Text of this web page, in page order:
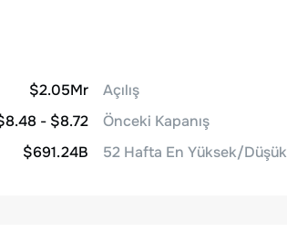
$2.05Mr
- $8.72
$691.24B
Açılış
Önceki Kapanış
52 Hafta En Yüksek/Düşük